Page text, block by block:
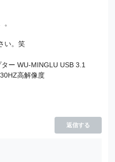
い。笑
ー WU-MINGLU USB 3.1
高解像度
返信する